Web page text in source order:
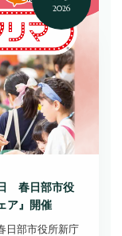
2026
春日部市役
ア』開催
日部市役所新庁